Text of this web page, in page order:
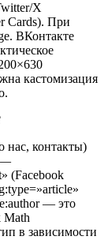
X
Cards). При
ВКонтакте
кастомизация
нас, контакты)
—
(Facebook
— это
Math
в зависимости